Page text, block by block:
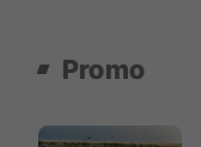
Promo